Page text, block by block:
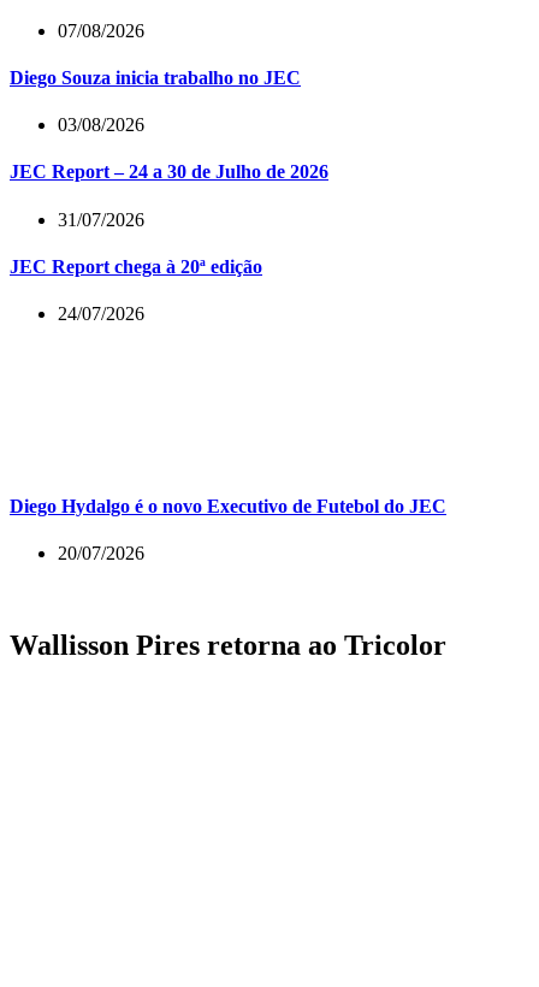
07/08/2026
Diego Souza inicia trabalho no JEC
03/08/2026
JEC Report – 24 a 30 de Julho de 2026
31/07/2026
JEC Report chega à 20ª edição
24/07/2026
Diego Hydalgo é o novo Executivo de Futebol do JEC
20/07/2026
Wallisson Pires retorna ao Tricolor